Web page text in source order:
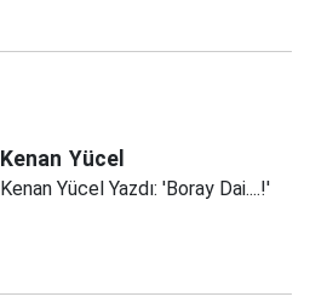
Kenan Yücel
Kenan Yücel Yazdı: 'Boray Dai....!'